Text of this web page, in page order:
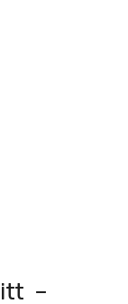
itt –